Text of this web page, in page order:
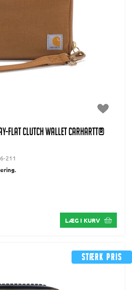
FLAT CLUTCH WALLET CARHARTT®
211
LÆG I KURV
Stærk pris